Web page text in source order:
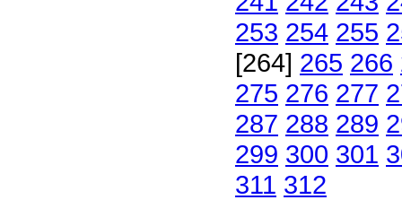
253 254 255
[264] 265 266
275 276 277
287 288 289
299 300 301
311 312